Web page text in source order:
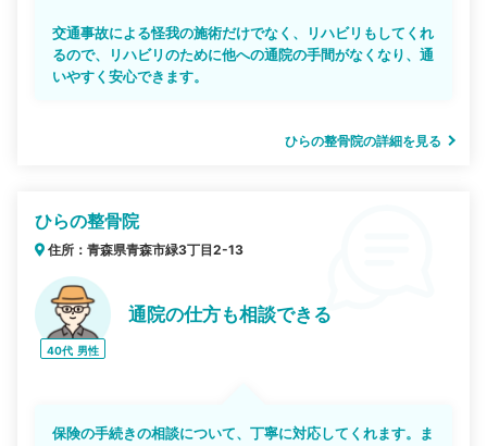
交通事故による怪我の施術だけでなく、リハビリもしてくれ
るので、リハビリのために他への通院の手間がなくなり、通
いやすく安心できます。
ひらの整骨院の詳細を見る
ひらの整骨院
住所：青森県青森市緑3丁目2-13
40代 男性
通院の仕方も相談できる
保険の手続きの相談について、丁寧に対応してくれます。ま